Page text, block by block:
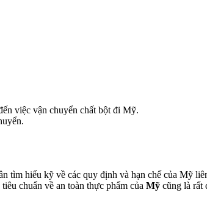
việc vận chuyển chất bột đi Mỹ.
tìm hiểu kỹ về các quy định và hạn chế của Mỹ
chuẩn về an toàn thực phẩm của Mỹ cũng là rất